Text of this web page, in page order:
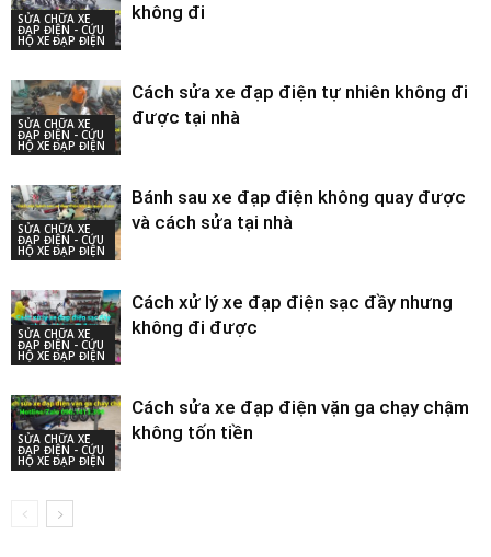
SỬA CHỮA XE
ĐẠP ĐIỆN - CỨU
HỘ XE ĐẠP ĐIỆN
không đi
SỬA CHỮA XE
ĐẠP ĐIỆN - CỨU
HỘ XE ĐẠP ĐIỆN
Cách sửa xe đạp điện tự nhiên không đi
được tại nhà
SỬA CHỮA XE
ĐẠP ĐIỆN - CỨU
HỘ XE ĐẠP ĐIỆN
Bánh sau xe đạp điện không quay được
và cách sửa tại nhà
SỬA CHỮA XE
ĐẠP ĐIỆN - CỨU
HỘ XE ĐẠP ĐIỆN
Cách xử lý xe đạp điện sạc đầy nhưng
không đi được
SỬA CHỮA XE
ĐẠP ĐIỆN - CỨU
HỘ XE ĐẠP ĐIỆN
Cách sửa xe đạp điện vặn ga chạy chậm
không tốn tiền